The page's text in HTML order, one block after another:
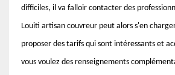
difficiles, il va falloir contacter des
Louiti artisan couvreur peut alors s'en
proposer des tarifs qui sont intéressants et
vous voulez des renseignements